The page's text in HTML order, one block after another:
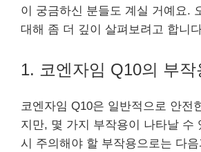
이 궁금하신 분들도 계실 거예요.
대해 좀 더 깊이 살펴보려고 합니
1. 코엔자임 Q10의 부작
코엔자임 Q10은 일반적으로 안전
지만, 몇 가지 부작용이 나타날 수
시 주의해야 할 부작용으로는 다